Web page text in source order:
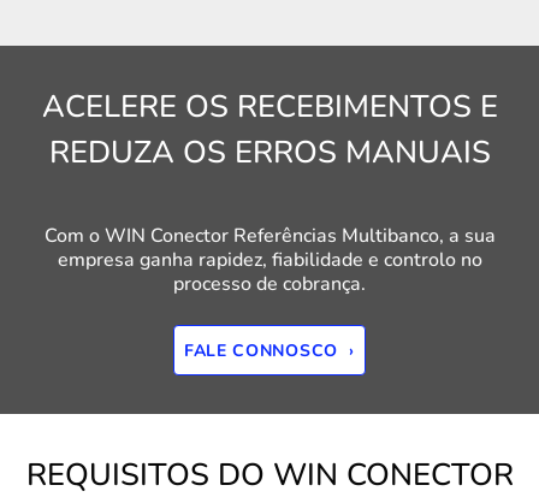
ACELERE OS RECEBIMENTOS E
REDUZA OS ERROS MANUAIS
Com o WIN Conector Referências Multibanco, a sua
empresa ganha rapidez, fiabilidade e controlo no
processo de cobrança.
FALE CONNOSCO ›
REQUISITOS DO WIN CONECTOR